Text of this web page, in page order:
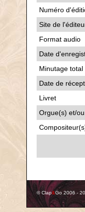
Numéro
Site de
Format audio
Date
Minutage total
Date de
Livret
Orgue(s) et/
© Clap&Go 2006 -